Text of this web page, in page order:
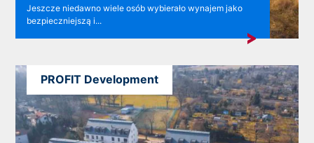
Jeszcze niedawno wiele osób wybierało wynajem jako
bezpieczniejszą i...
PROFIT Development